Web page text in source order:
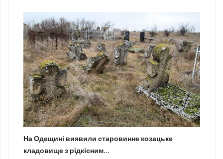
На Одещині виявили старовинне козацьке
кладовище з рідкісним...